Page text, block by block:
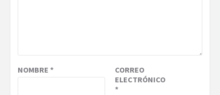
NOMBRE *
CORREO
ELECTRÓNICO
*